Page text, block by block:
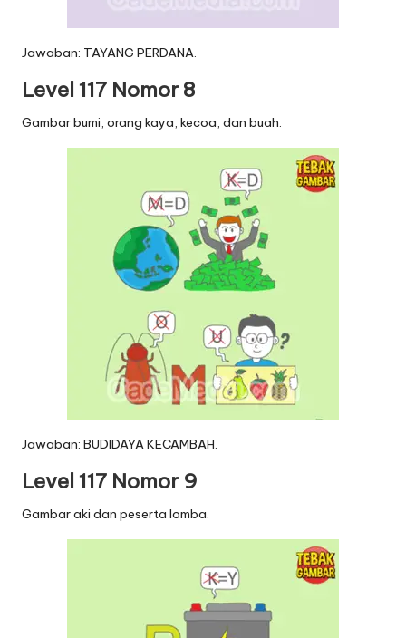
Jawaban: TAYANG PERDANA.
Level 117 Nomor 8
Gambar bumi, orang kaya, kecoa, dan buah.
Jawaban: BUDIDAYA KECAMBAH.
Level 117 Nomor 9
Gambar aki dan peserta lomba.